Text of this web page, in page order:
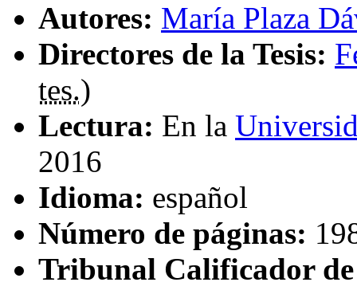
Autores: María Plaza
Directores de la Tesis:
tes.)
Lectura: En la
2016
Idioma: español
Número de páginas:
Tribunal Calificador de